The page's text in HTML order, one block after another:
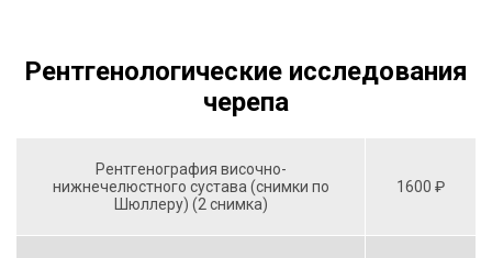
Рентгенологические исследования
черепа
Рентгенография височно-
нижнечелюстного сустава (снимки по
Шюллеру) (2 снимка)
1600 ₽